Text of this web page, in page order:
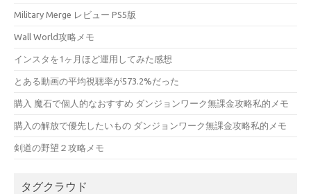
Military Merge レビュー PS5版
Wall World攻略メモ
インスタを1ヶ月ほど運用してみた感想
とある動画の平均視聴率が573.2%だった
購入 魔石で個人的なおすすめ ダンジョンワーク無課金攻略私的メモ
購入の解放で優先したいもの ダンジョンワーク無課金攻略私的メモ
剣道の野望２攻略メモ
タグクラウド